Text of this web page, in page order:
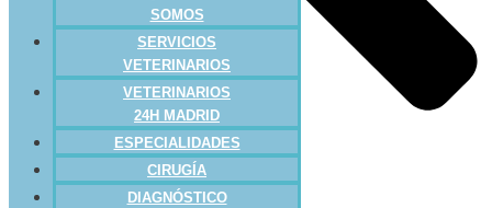
SOMOS
SERVICIOS
VETERINARIOS
VETERINARIOS
24H MADRID
ESPECIALIDADES
CIRUGÍA
DIAGNÓSTICO